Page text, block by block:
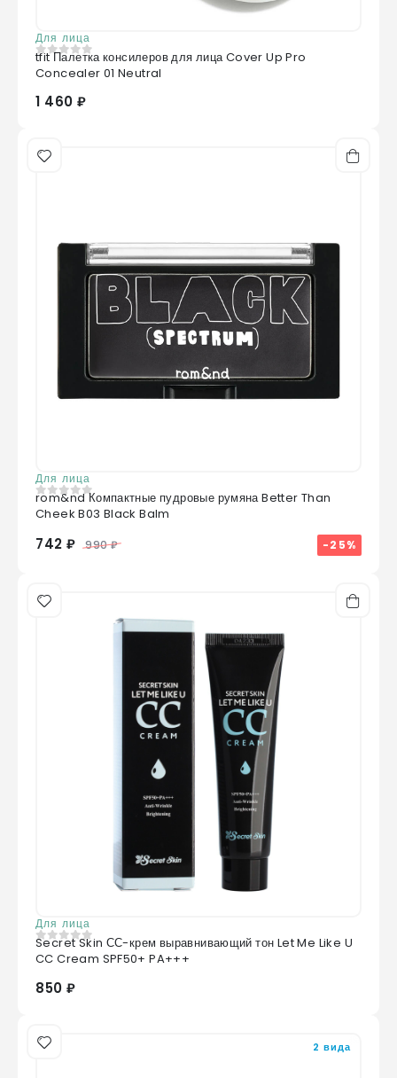
Для лица
0 из 5
tfit Палетка консилеров для лица Cover Up Pro
Concealer 01 Neutral
1 460 ₽
Для лица
0из 5
rom&nd Компактные пудровые румяна Better Than
Cheek B03 Black Balm
742 ₽ 990 ₽ -25%
Для лица
0 из 5
Secret Skin СС-крем выравнивающий тон Let Me Like U
CC Cream SPF50+ PA+++
850 ₽
2 вида